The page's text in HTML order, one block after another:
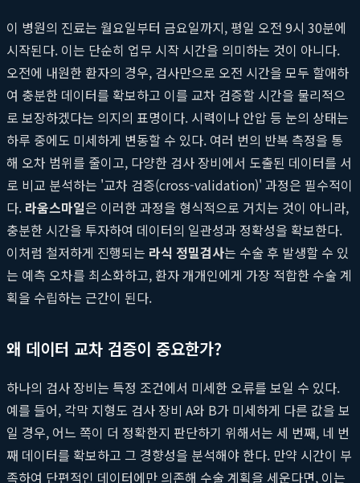
이 병원의 진료는 월요일부터 금요일까지, 평일 오전 9시 30분에
시작된다. 이는 단순히 업무 시작 시간을 의미하는 것이 아니다.
오전에 내원한 환자의 경우, 검사만으로 오전 시간을 모두 할애하
여 충분한 데이터를 확보하고 이를 교차 검증할 시간을 물리적으
로 보장하겠다는 의지의 표명이다. 시력이나 안압 등 눈의 상태는
하루 중에도 미세하게 변동할 수 있다. 여러 번의 반복 측정을 통
해 오차 범위를 줄이고, 다양한 검사 장비에서 도출된 데이터를 서
로 비교 분석하는 '교차 검증(cross-validation)' 과정은 필수적이
다. 라움스마일은 이러한 과정을 형식적으로 거치는 것이 아니라,
충분한 시간을 투자하여 데이터의 일관성과 정확성을 확보한다.
이처럼 철저하게 진행되는 라식 정밀검사는 수술 후 발생할 수 있
는 예측 오차를 최소화하고, 환자 개개인에게 가장 적합한 수술 계
획을 수립하는 근간이 된다.
왜 데이터 교차 검증이 중요한가?
하나의 검사 장비는 특정 조건에서 미세한 오류를 보일 수 있다.
예를 들어, 각막 지형도 검사 장비 A와 B가 미세하게 다른 값을 보
일 경우, 어느 쪽이 더 정확한지 판단하기 위해서는 세 번째, 네 번
째 데이터를 확보하고 그 경향성을 분석해야 한다. 만약 시간이 부
족하여 단편적인 데이터에만 의존해 수술 계획을 세운다면, 이는